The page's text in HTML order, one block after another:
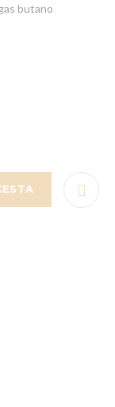
butano